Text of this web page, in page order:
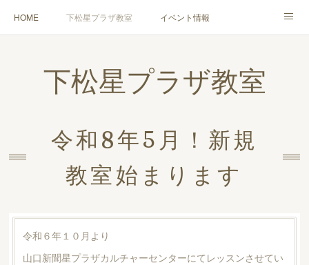
HOME 下松星プラザ教室 イベント情報
花の出張講師 実績＆依頼販売について
下松星プラザ教室
令和8年5月！新規
教室始まります
令和６年１０月より
山口新聞星プラザカルチャーセンターにてレッスンさせてい